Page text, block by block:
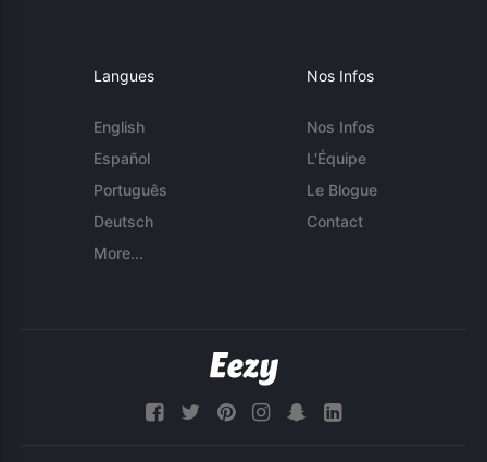
Langues
English
Español
Português
Deutsch
More...
Nos Infos
Nos Infos
L'Équipe
Le Blogue
Contact